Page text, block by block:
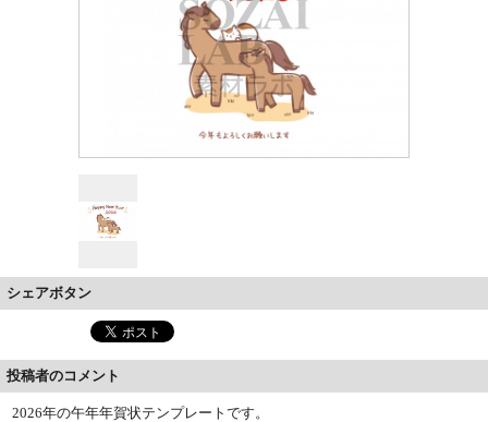
シェアボタン
投稿者のコメント
2026年の午年年賀状テンプレートです。